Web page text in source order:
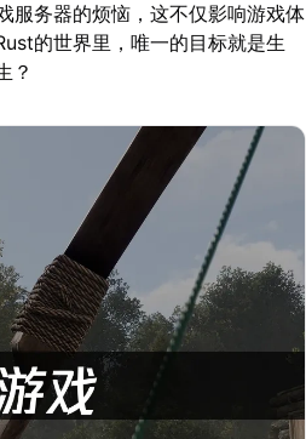
服务器的烦恼，这不仅影响游戏体
的世界里，唯一的目标就是生
？